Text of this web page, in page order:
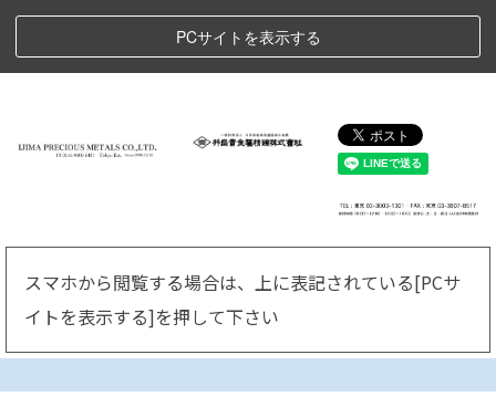
PCサイトを表示する
スマホから閲覧する場合は、上に表記されている[PCサ
イトを表示する]を押して下さい